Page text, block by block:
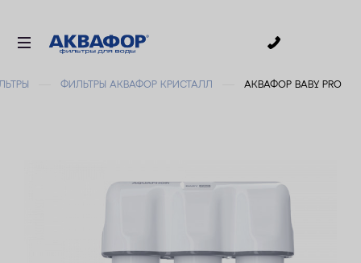
ФИЛЬТРЫ АКВАФОР КРИСТАЛЛ АКВАФОР BABY PRO